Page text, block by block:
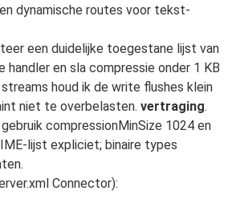
dynamische routes voor tekst-
een duidelijke toegestane lijst van
handler en sla compressie onder 1 KB
houd ik de write flushes klein
niet te overbelasten. vertraging.
gebruik compressionMinSize 1024 en
lijst expliciet; binaire types
Connector):